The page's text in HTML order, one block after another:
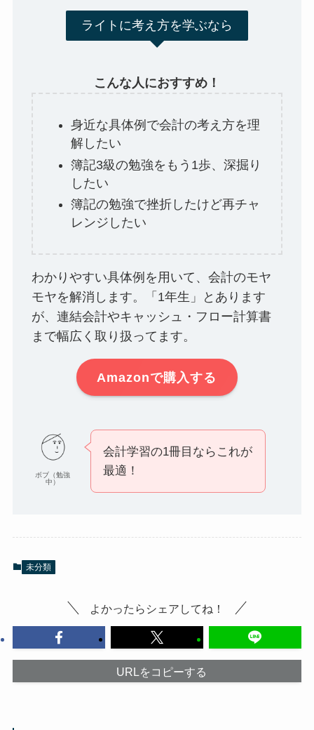
ライトに考え方を学ぶなら
こんな人におすすめ！
身近な具体例で会計の考え方を理
解したい
簿記3級の勉強をもう1歩、深掘り
したい
簿記の勉強で挫折したけど再チャ
レンジしたい
わかりやすい具体例を用いて、会計のモヤ
モヤを解消します。「1年生」とあります
が、連結会計やキャッシュ・フロー計算書
まで幅広く取り扱ってます。
Amazonで購入する
ボブ（勉強
中）
会計学習の1冊目ならこれが
最適！
未分類
よかったらシェアしてね！
URLをコピーする